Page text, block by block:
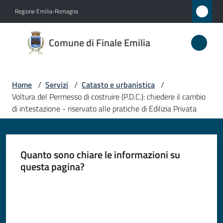
Regione Emilia-Romagna
Comune di Finale Emilia
Comune
di
Emilia
Novità
Servizi
Home / Servizi / Catasto e urbanistica /
Voltura del Permesso di costruire (P.D.C.): chiedere il cambio
di intestazione - riservato alle pratiche di Edilizia Privata
Quanto sono chiare le informazioni su
questa pagina?